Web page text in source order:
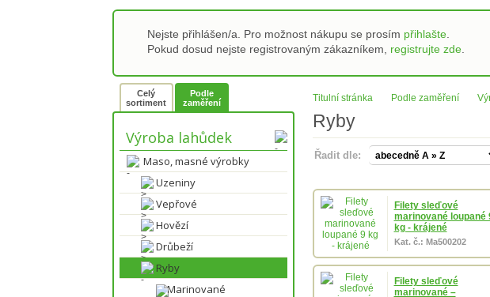
Nejste přihlášen/a. Pro možnost nákupu se prosím přihlašte.
Pokud dosud nejste registrovaným zákazníkem, registrujte zde.
Titulní stránka Podle zaměření
Ryby
Řadit dle:
Filety sleďové
marinované loupané
kg - krájené
Kat. č.: Ma500202
Filety sleďové
marinované –
Celý
sortiment
Podle
zaměření
Výroba lahůdek
Maso, masné výrobky
Uzeniny
Vepřové
Hovězí
Drůbeží
Ryby
Marinované